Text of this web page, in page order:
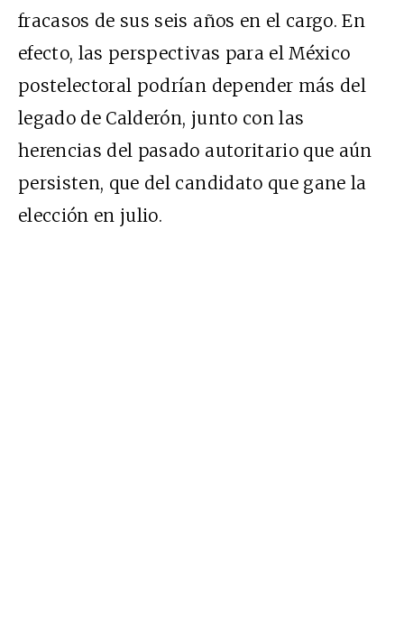
fracasos de sus seis años en el cargo. En
efecto, las perspectivas para el México
postelectoral podrían depender más del
legado de Calderón, junto con las
herencias del pasado autoritario que aún
persisten, que del candidato que gane la
elección en julio.